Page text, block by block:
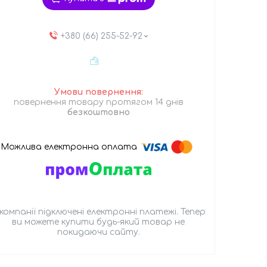
+380 (66) 255-52-92
повернення товару протягом 14 днів
безкоштовно
підключені електронні платежі. Тепер
ви можете купити будь-який товар не
покидаючи сайту.